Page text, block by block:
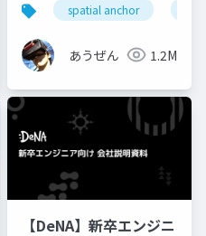
ue-rendering
spatial anchor
あうぜん 1.2M
【DeNA】新卒エンジニ